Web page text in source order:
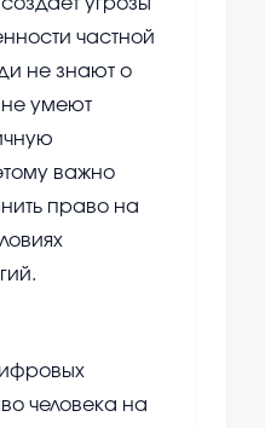
угрозы
частной
не знают о
умеют
важно
право на
человека на